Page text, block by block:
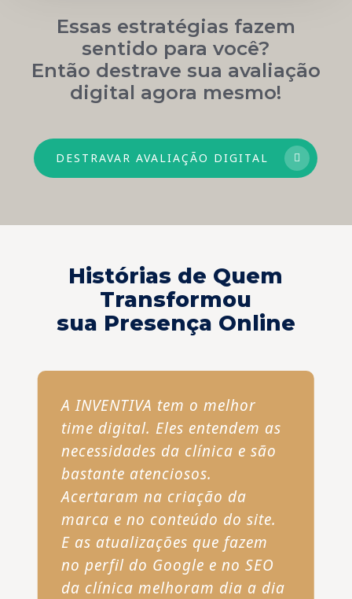
Essas estratégias fazem
sentido para você?
Então destrave sua avaliação
digital agora mesmo!
DESTRAVAR AVALIAÇÃO DIGITAL
Histórias de Quem
Transformou
sua Presença Online
A INVENTIVA tem o melhor
time digital. Eles entendem as
necessidades da clínica e são
bastante atenciosos.
Acertaram na criação da
marca e no conteúdo do site.
E as atualizações que fazem
no perfil do Google e no SEO
da clínica melhoram dia a dia